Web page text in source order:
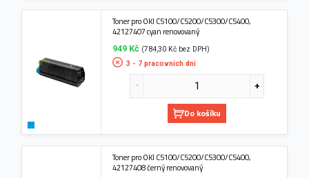
Toner pro OKI C5100/C5200/C5300/C5400,
42127407 cyan renovovaný
949 Kč (784,30 Kč bez DPH)
3 - 7 pracovních dní
Do košíku
Toner pro OKI C5100/C5200/C5300/C5400,
42127408 černý renovovaný